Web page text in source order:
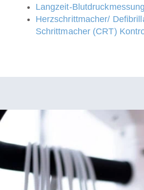
Langzeit-Blutdruckmessung
Herzschrittmacher/
Schrittmacher (CRT)